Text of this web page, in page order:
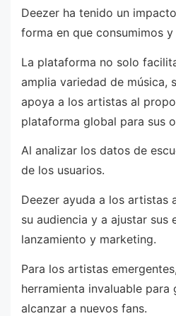
Deezer ha tenido un
forma en que consumimos
La plataforma no solo
amplia variedad de música,
apoya a los artistas al
plataforma global para sus
Al analizar los datos de
de los usuarios.
Deezer ayuda a los artistas
su audiencia y a ajustar sus
lanzamiento y marketing.
Para los artistas
herramienta invaluable
alcanzar a nuevos fans.